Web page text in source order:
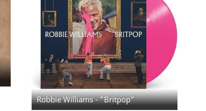
Robbie Williams - "Britpop"